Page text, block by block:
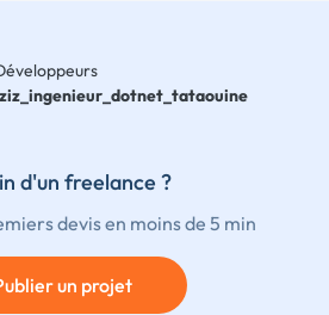
d'un freelance ?
devis en moins de 5 min
un projet